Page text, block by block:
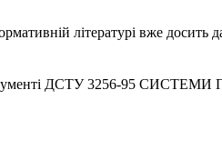
літературі вже досить
документі ДСТУ 3256-95